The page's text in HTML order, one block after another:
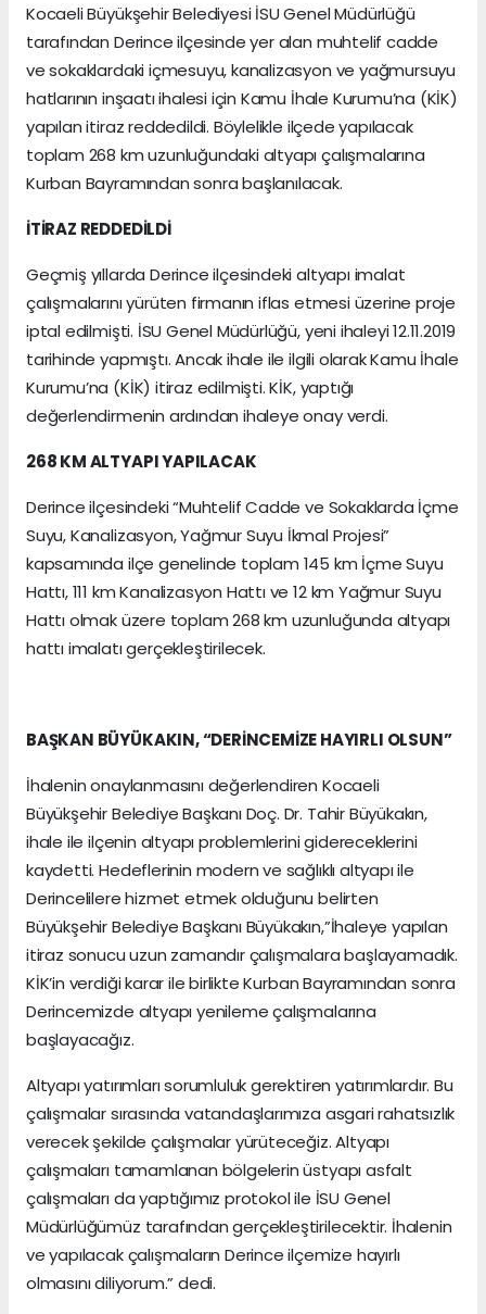
Kocaeli Büyükşehir Belediyesi İSU Genel Müdürlüğü
tarafından Derince ilçesinde yer alan muhtelif cadde
ve sokaklardaki içmesuyu, kanalizasyon ve yağmursuyu
hatlarının inşaatı ihalesi için Kamu İhale Kurumu’na (KİK)
yapılan itiraz reddedildi. Böylelikle ilçede yapılacak
toplam 268 km uzunluğundaki altyapı çalışmalarına
Kurban Bayramından sonra başlanılacak.
İTİRAZ REDDEDİLDİ
Geçmiş yıllarda Derince ilçesindeki altyapı imalat
çalışmalarını yürüten firmanın iflas etmesi üzerine proje
iptal edilmişti. İSU Genel Müdürlüğü, yeni ihaleyi 12.11.2019
tarihinde yapmıştı. Ancak ihale ile ilgili olarak Kamu İhale
Kurumu’na (KİK) itiraz edilmişti. KİK, yaptığı
değerlendirmenin ardından ihaleye onay verdi.
268 KM ALTYAPI YAPILACAK
Derince ilçesindeki “Muhtelif Cadde ve Sokaklarda İçme
Suyu, Kanalizasyon, Yağmur Suyu İkmal Projesi”
kapsamında ilçe genelinde toplam 145 km İçme Suyu
Hattı, 111 km Kanalizasyon Hattı ve 12 km Yağmur Suyu
Hattı olmak üzere toplam 268 km uzunluğunda altyapı
hattı imalatı gerçekleştirilecek.
BAŞKAN BÜYÜKAKIN, “DERİNCEMİZE HAYIRLI OLSUN”
İhalenin onaylanmasını değerlendiren Kocaeli
Büyükşehir Belediye Başkanı Doç. Dr. Tahir Büyükakın,
ihale ile ilçenin altyapı problemlerini gidereceklerini
kaydetti. Hedeflerinin modern ve sağlıklı altyapı ile
Derincelilere hizmet etmek olduğunu belirten
Büyükşehir Belediye Başkanı Büyükakın,”İhaleye yapılan
itiraz sonucu uzun zamandır çalışmalara başlayamadık.
KİK’in verdiği karar ile birlikte Kurban Bayramından sonra
Derincemizde altyapı yenileme çalışmalarına
başlayacağız.
Altyapı yatırımları sorumluluk gerektiren yatırımlardır. Bu
çalışmalar sırasında vatandaşlarımıza asgari rahatsızlık
verecek şekilde çalışmalar yürüteceğiz. Altyapı
çalışmaları tamamlanan bölgelerin üstyapı asfalt
çalışmaları da yaptığımız protokol ile İSU Genel
Müdürlüğümüz tarafından gerçekleştirilecektir. İhalenin
ve yapılacak çalışmaların Derince ilçemize hayırlı
olmasını diliyorum.” dedi.